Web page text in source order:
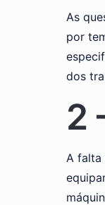
As
por
dos
2
A falta